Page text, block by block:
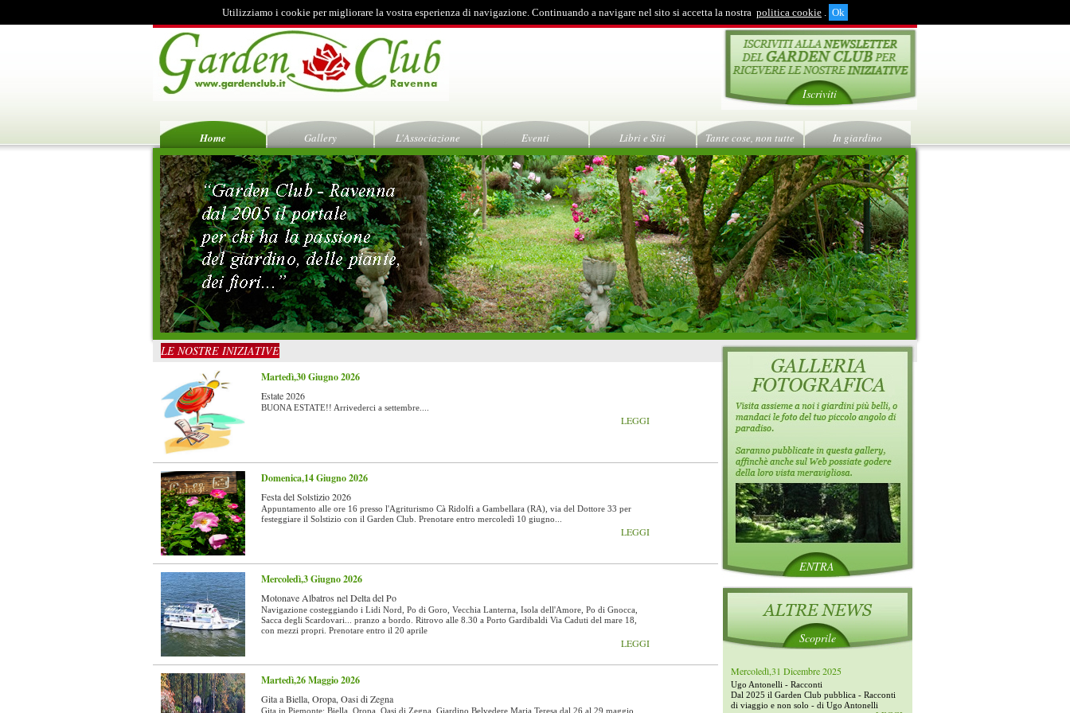
Utilizziamo i cookie per migliorare la vostra esperienza di navigazione. Continuando a navigare nel sito si accetta la nostra politica cookie .
Iscriviti
Home Gallery L'Associazione Eventi Libri e Siti Tante cose, non tutte In giardino
LE NOSTRE INIZIATIVE
Martedì,30 Giugno 2026
Estate 2026
BUONA ESTATE!! Arrivederci a settembre....
LEGGI
Domenica,14 Giugno 2026
Festa del Solstizio 2026
Appuntamento alle ore 16 presso l'Agriturismo Cà Ridolfi a Gambellara (RA), via del Dottore 33 per
festeggiare il Solstizio con il Garden Club. Prenotare entro mercoledì 10 giugno...
LEGGI
Mercoledì,3 Giugno 2026
Motonave Albatros nel Delta del Po
Navigazione costeggiando i Lidi Nord, Po di Goro, Vecchia Lanterna, Isola dell'Amore, Po di Gnocca,
Sacca degli Scardovari... pranzo a bordo. Ritrovo alle 8.30 a Porto Gardibaldi Via Caduti del mare 18,
con mezzi propri. Prenotare entro il 20 aprile
LEGGI
Martedì,26 Maggio 2026
Gita a Biella, Oropa, Oasi di Zegna
Gita in Piemonte: Biella, Oropa, Oasi di Zegna, Giardino Belvedere Maria Teresa dal 26 al 29 maggio
ENTRA
Scoprile
Mercoledì,31 Dicembre 2025
Ugo Antonelli - Racconti
Dal 2025 il Garden Club pubblica - Racconti
di viaggio e non solo - di Ugo Antonelli